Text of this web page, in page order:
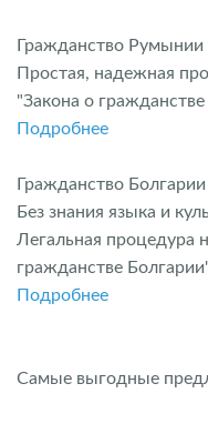
Гражданство Румынии
Простая, надежная
"Закона о
Подробнее
Гражданство
Без знания языка и
Легальная процедура
гражданстве
Подробнее
Самые выгодные